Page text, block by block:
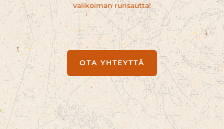
valikoiman runsautta!
OTA YHTEYTTÄ